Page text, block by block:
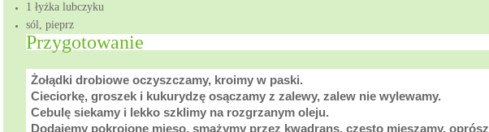
1 łyżka lubczyku
sól, pieprz
Przygotowanie
Żołądki drobiowe oczyszczamy, kroimy w paski.
Cieciorkę, groszek i kukurydzę osączamy z zalewy, zalew nie wylewamy.
Cebulę siekamy i lekko szklimy na rozgrzanym oleju.
Dodajemy pokrojone mięso, smażymy przez kwadrans, często mieszamy,